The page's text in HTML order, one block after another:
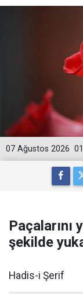
07 Ağustos 2026
Paçalarını
şekilde
Hadis-i Şerif